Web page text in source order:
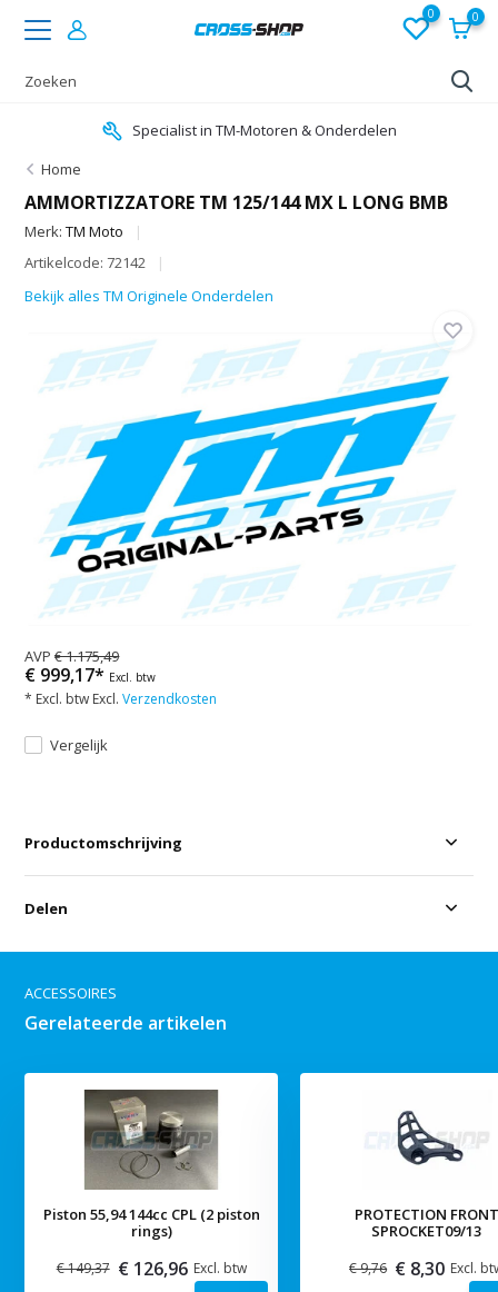
0 0
Specialist in TM-Motoren & Onderdelen
Home
AMMORTIZZATORE TM 125/144 MX L LONG BMB
Merk:TM Moto
Artikelcode: 72142
Bekijk alles TM Originele Onderdelen
AVP€ 1.175,49
€ 999,17* Excl. btw
* Excl. btw Excl.Verzendkosten
Vergelijk
Productomschrijving
Delen
ACCESSOIRES
Gerelateerde artikelen
Piston 55,94 144cc CPL (2 piston
rings)
€ 149,37 € 126,96 Excl. btw
PROTECTION FRONT
SPROCKET09/13
€ 9,76 € 8,30 Excl.